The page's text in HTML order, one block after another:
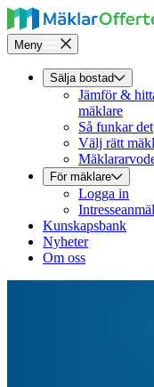
Meny
Sälja bostad
Jämför &
mäklare
Så funkar det
Välj rätt
För mäklare
Logga in
Kunskapsbank
Nyheter
Om oss